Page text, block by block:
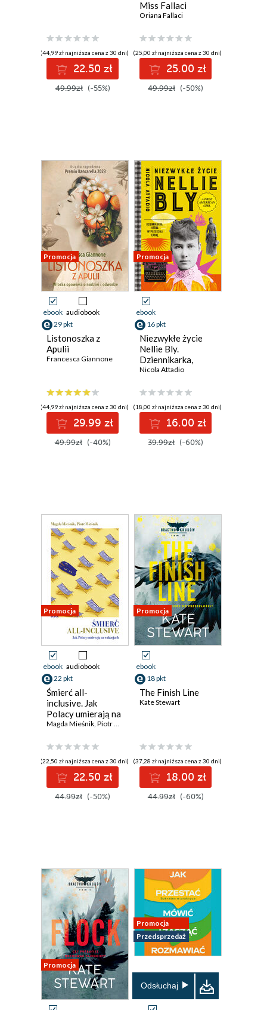
(44,99 zł najniższa cena z 30 dni)
22.50 zł
49.99zł (-55%)
Miss Fallaci
podbija świat
Oriana Fallaci
(25,00 zł najniższa cena z 30 dni)
25.00 zł
49.99zł (-50%)
Promocja
ebook audiobook
29 pkt
Listonoszka z
Apulii
Francesca Giannone
(44,99 zł najniższa cena z 30 dni)
29.99 zł
49.99zł (-40%)
Promocja
ebook
16 pkt
Niezwykłe życie
Nellie Bly.
Dziennikarka,
która wyprzedziła
Nicola Attadio
(18,00 zł najniższa cena z 30 dni)
16.00 zł
39.99zł (-60%)
Promocja
ebook audiobook
22 pkt
Śmierć all-
inclusive. Jak
Polacy umierają na
wakacjach
Magda Mieśnik, Piotr Mieśnik
(22,50 zł najniższa cena z 30 dni)
22.50 zł
44.99zł (-50%)
Promocja
ebook
18 pkt
The Finish Line
Kate Stewart
(37,28 zł najniższa cena z 30 dni)
18.00 zł
44.99zł (-60%)
Promocja
Promocja
Przedsprzedaż
Odsłuchaj